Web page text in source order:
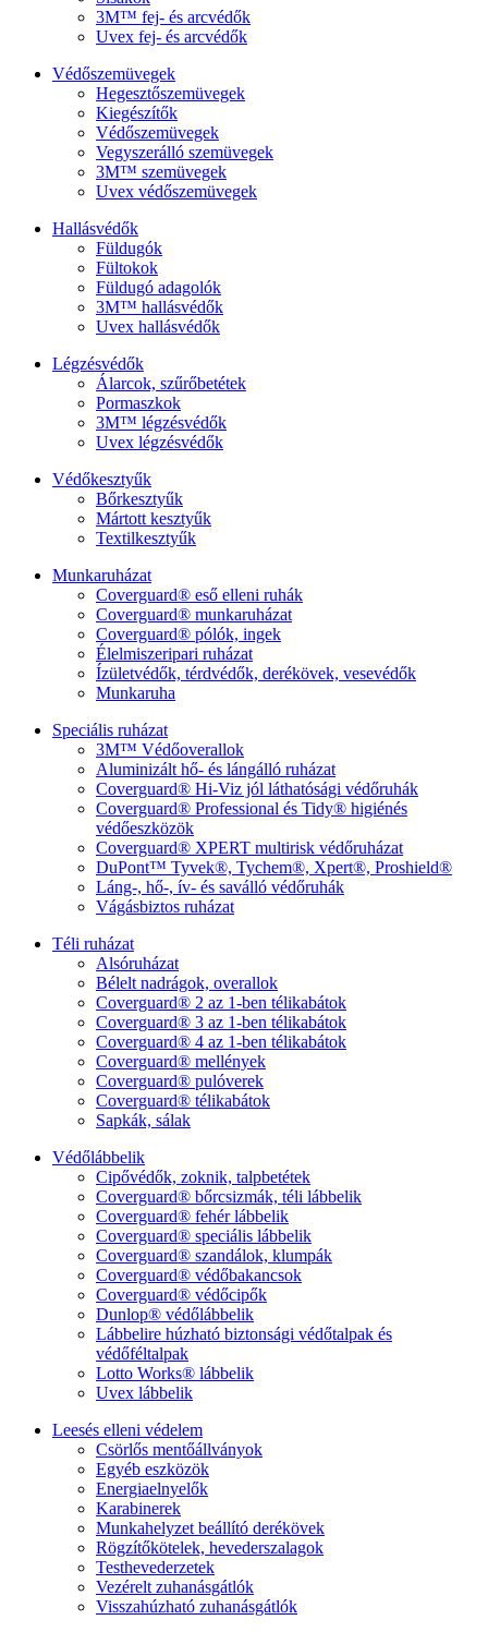
3M™ fej- és arcvédők
Uvex fej- és arcvédők
Védőszemüvegek
Hegesztőszemüvegek
Kiegészítők
Védőszemüvegek
Vegyszerálló szemüvegek
3M™ szemüvegek
Uvex védőszemüvegek
Hallásvédők
Füldugók
Fültokok
Füldugó adagolók
3M™ hallásvédők
Uvex hallásvédők
Légzésvédők
Álarcok, szűrőbetétek
Pormaszkok
3M™ légzésvédők
Uvex légzésvédők
Védőkesztyűk
Bőrkesztyűk
Mártott kesztyűk
Textilkesztyűk
Munkaruházat
Coverguard® eső elleni ruhák
Coverguard® munkaruházat
Coverguard® pólók, ingek
Élelmiszeripari ruházat
Ízületvédők, térdvédők, derékövek, vesevédők
Munkaruha
Speciális ruházat
3M™ Védőoverallok
Aluminizált hő- és lángálló ruházat
Coverguard® Hi-Viz jól láthatósági védőruhák
Coverguard® Professional és Tidy® higiénés
védőeszközök
Coverguard® XPERT multirisk védőruházat
DuPont™ Tyvek®, Tychem®, Xpert®, Proshield®
Láng-, hő-, ív- és saválló védőruhák
Vágásbiztos ruházat
Téli ruházat
Alsóruházat
Bélelt nadrágok, overallok
Coverguard® 2 az 1-ben télikabátok
Coverguard® 3 az 1-ben télikabátok
Coverguard® 4 az 1-ben télikabátok
Coverguard® mellények
Coverguard® pulóverek
Coverguard® télikabátok
Sapkák, sálak
Védőlábbelik
Cipővédők, zoknik, talpbetétek
Coverguard® bőrcsizmák, téli lábbelik
Coverguard® fehér lábbelik
Coverguard® speciális lábbelik
Coverguard® szandálok, klumpák
Coverguard® védőbakancsok
Coverguard® védőcipők
Dunlop® védőlábbelik
Lábbelire húzható biztonsági védőtalpak és
védőféltalpak
Lotto Works® lábbelik
Uvex lábbelik
Leesés elleni védelem
Csörlős mentőállványok
Egyéb eszközök
Energiaelnyelők
Karabinerek
Munkahelyzet beállító derékövek
Rögzítőkötelek, hevederszalagok
Testhevederzetek
Vezérelt zuhanásgátlók
Visszahúzható zuhanásgátlók